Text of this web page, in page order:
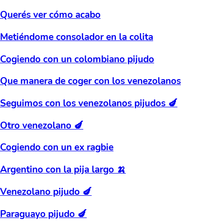
Querés ver cómo acabo
Metiéndome consolador en la colita
Cogiendo con un colombiano pijudo
Que manera de coger con los venezolanos
Seguimos con los venezolanos pijudos 🍆
Otro venezolano 🍆
Cogiendo con un ex ragbie
Argentino con la pija largo 🍌
Venezolano pijudo 🍆
Paraguayo pijudo 🍆